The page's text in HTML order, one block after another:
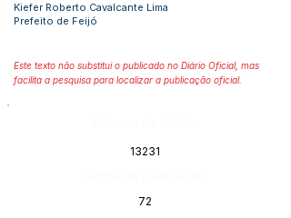
Kiefer Roberto Cavalcante Lima
Prefeito de Feijó
Este texto não substitui o publicado no Diário Oficial, mas
facilita a pesquisa para localizar a publicação oficial.
13231
72